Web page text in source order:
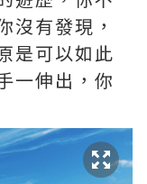
沒有發現，
是可以如此
一伸出，你